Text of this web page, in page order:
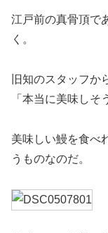
江戸前の真骨頂で
く。
旧知のスタッフか
「本当に美味しそ
美味しい鰻を食べ
うものなのだ。